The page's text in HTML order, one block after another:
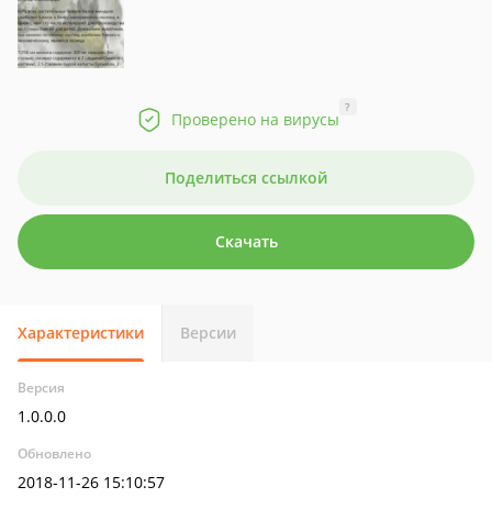
Проверено на вирусы
?
Поделиться ссылкой
Скачать
Характеристики Версии
Версия
1.0.0.0
Обновлено
2018-11-26 15:10:57